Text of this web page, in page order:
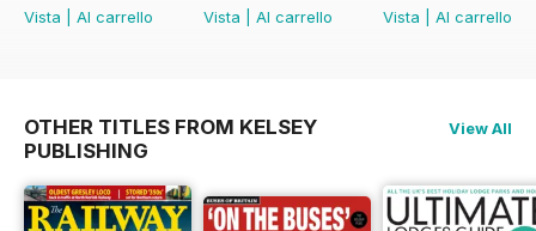
Vista
Al carrello
Vista
Al carrello
Vista
Al carrello
OTHER TITLES FROM KELSEY
PUBLISHING
View All